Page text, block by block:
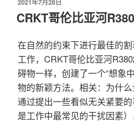
发
布
于
2021年7月28日
CRKT哥伦比亚河
在自然的约束下进行最佳的
工作，CRKT哥伦比亚河
碍物一样，创建了一个“想象
物的新颖方法。相关：为什
通过提出一些看似无关紧要
是工作中最常见的干扰因素